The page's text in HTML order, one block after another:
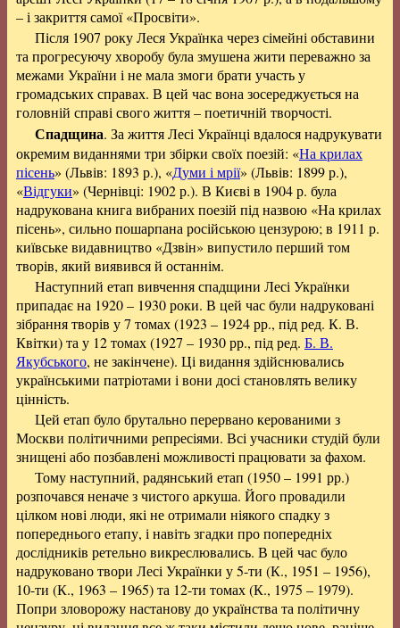
– і закриття самої «Просвіти».
Після 1907 року Леся Українка через сімейні обставини
та прогресуючу хворобу була змушена жити переважно за
межами України і не мала змоги брати участь у
громадських справах. В цей час вона зосереджується на
головній справі свого життя – поетичній творчості.
Спадщина. За життя Лесі Українці вдалося надрукувати
окремим виданнями три збірки своїх поезій: «На крилах
пісень» (Львів: 1893 р.), «Думи і мрії» (Львів: 1899 р.),
«Відгуки» (Чернівці: 1902 р.). В Києві в 1904 р. була
надрукована книга вибраних поезій під назвою «На крилах
пісень», сильно пошарпана російською цензурою; в 1911 р.
київське видавництво «Дзвін» випустило перший том
творів, який виявився й останнім.
Наступний етап вивчення спадщини Лесі Українки
припадає на 1920 – 1930 роки. В цей час були надруковані
зібрання творів у 7 томах (1923 – 1924 рр., під ред. К. В.
Квітки) та у 12 томах (1927 – 1930 рр., під ред. Б. В.
Якубського, не закінчене). Ці видання здійснювались
українськими патріотами і вони досі становлять велику
цінність.
Цей етап було брутально перервано керованими з
Москви політичними репресіями. Всі учасники студій були
знищені або позбавлені можливості працювати за фахом.
Тому наступний, радянський етап (1950 – 1991 рр.)
розпочався неначе з чистого аркуша. Його провадили
цілком нові люди, які не отримали ніякого спадку з
попереднього етапу, і навіть згадки про попередніх
дослідників ретельно викреслювались. В цей час було
надруковано твори Лесі Українки у 5-ти (К., 1951 – 1956),
10-ти (К., 1963 – 1965) та 12-ти томах (К., 1975 – 1979).
Попри зловорожу настанову до українства та політичну